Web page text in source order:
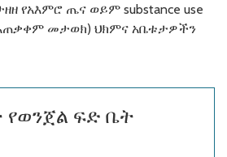
የአእምሮ ጤና ወይም substance use
አጠቃቀም መታወክ) ህክምና አቤቱታዎችን
የወንጀል ፍድ ቤት